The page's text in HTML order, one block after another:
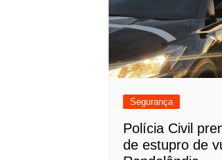
Segurança
Polícia Civil
de estupro de